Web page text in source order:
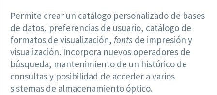
Permite crear un catálogo personalizado de bases
de datos, preferencias de usuario, catálogo de
formatos de visualización, fonts de impresión y
visualización. Incorpora nuevos operadores de
búsqueda, mantenimiento de un histórico de
consultas y posibilidad de acceder a varios
sistemas de almacenamiento óptico.